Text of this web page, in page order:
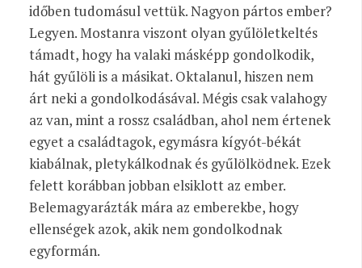
időben tudomásul vettük. Nagyon pártos ember?
Legyen. Mostanra viszont olyan gyűlöletkeltés
támadt, hogy ha valaki másképp gondolkodik,
hát gyűlöli is a másikat. Oktalanul, hiszen nem
árt neki a gondolkodásával. Mégis csak valahogy
az van, mint a rossz családban, ahol nem értenek
egyet a családtagok, egymásra kígyót-békát
kiabálnak, pletykálkodnak és gyűlölködnek. Ezek
felett korábban jobban elsiklott az ember.
Belemagyarázták mára az emberekbe, hogy
ellenségek azok, akik nem gondolkodnak
egyformán.